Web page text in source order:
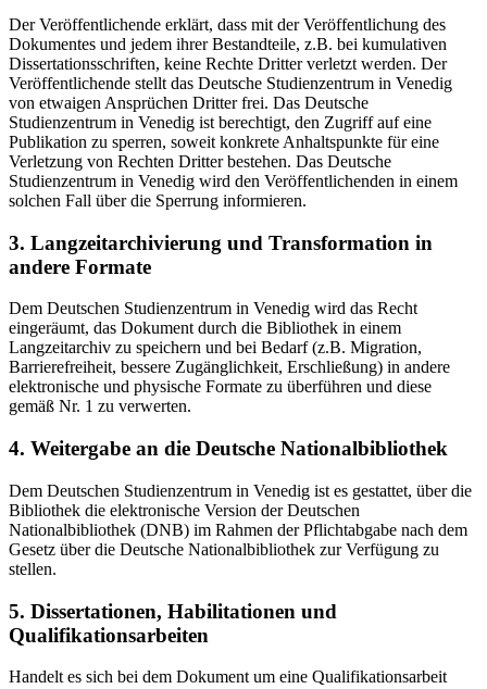
Der Veröffentlichende erklärt, dass mit der Veröffentlichung des
Dokumentes und jedem ihrer Bestandteile, z.B. bei kumulativen
Dissertationsschriften, keine Rechte Dritter verletzt werden. Der
Veröffentlichende stellt das Deutsche Studienzentrum in Venedig
von etwaigen Ansprüchen Dritter frei. Das Deutsche
Studienzentrum in Venedig ist berechtigt, den Zugriff auf eine
Publikation zu sperren, soweit konkrete Anhaltspunkte für eine
Verletzung von Rechten Dritter bestehen. Das Deutsche
Studienzentrum in Venedig wird den Veröffentlichenden in einem
solchen Fall über die Sperrung informieren.
3. Langzeitarchivierung und Transformation in
andere Formate
Dem Deutschen Studienzentrum in Venedig wird das Recht
eingeräumt, das Dokument durch die Bibliothek in einem
Langzeitarchiv zu speichern und bei Bedarf (z.B. Migration,
Barrierefreiheit, bessere Zugänglichkeit, Erschließung) in andere
elektronische und physische Formate zu überführen und diese
gemäß Nr. 1 zu verwerten.
4. Weitergabe an die Deutsche Nationalbibliothek
Dem Deutschen Studienzentrum in Venedig ist es gestattet, über die
Bibliothek die elektronische Version der Deutschen
Nationalbibliothek (DNB) im Rahmen der Pflichtabgabe nach dem
Gesetz über die Deutsche Nationalbibliothek zur Verfügung zu
stellen.
5. Dissertationen, Habilitationen und
Qualifikationsarbeiten
Handelt es sich bei dem Dokument um eine Qualifikationsarbeit